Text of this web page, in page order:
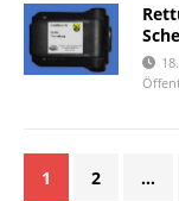
1 2 …